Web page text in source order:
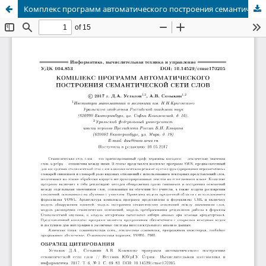
Комплекс программ автоматического построения семантической сети слов